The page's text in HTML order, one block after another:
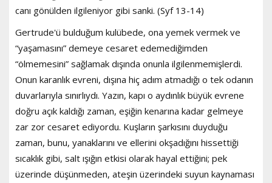
canı gönülden ilgileniyor gibi sanki. (Syf 13-14)
Gertrude'ü bulduğum kulübede, ona yemek vermek ve
“yaşamasını” demeye cesaret edemediğimden
“ölmemesini” sağlamak dışında onunla ilgilenmemişlerdi.
Onun karanlık evreni, dışına hiç adım atmadığı o tek odanın
duvarlarıyla sınırlıydı. Yazın, kapı o aydınlık büyük evrene
doğru açık kaldığı zaman, eşiğin kenarına kadar gelmeye
zar zor cesaret ediyordu. Kuşların şarkısını duyduğu
zaman, bunu, yanaklarını ve ellerini okşadığını hissettiği
sıcaklık gibi, salt ışığın etkisi olarak hayal ettiğini; pek
üzerinde düşünmeden, ateşin üzerindeki suyun kaynaması